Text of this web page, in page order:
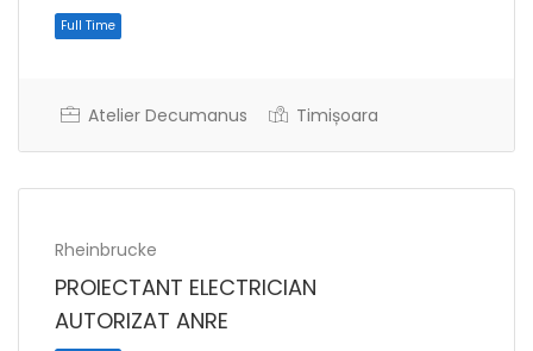
Atelier Decumanus Timișoara
Rheinbrucke
PROIECTANT ELECTRICIAN
AUTORIZAT ANRE